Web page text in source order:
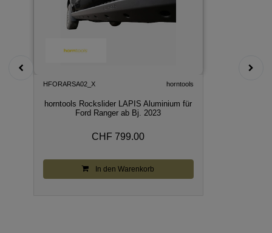
HFORARSA02_X horntools
horntools Rockslider LAPIS Aluminium für
Ford Ranger ab Bj. 2023
CHF 799.00
In den Warenkorb